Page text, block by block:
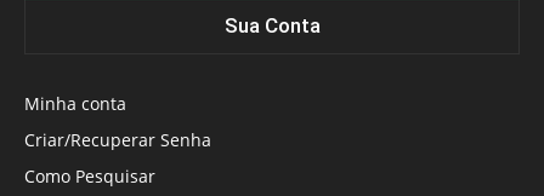
Sua Conta
Minha conta
Criar/Recuperar Senha
Como Pesquisar